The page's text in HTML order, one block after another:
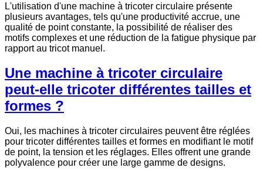
L'utilisation d'une machine à tricoter circulaire présente
plusieurs avantages, tels qu'une productivité accrue, une
qualité de point constante, la possibilité de réaliser des
motifs complexes et une réduction de la fatigue physique par
rapport au tricot manuel.
Une machine à tricoter circulaire
peut-elle tricoter différentes tailles et
formes ?
Oui, les machines à tricoter circulaires peuvent être réglées
pour tricoter différentes tailles et formes en modifiant le motif
de point, la tension et les réglages. Elles offrent une grande
polyvalence pour créer une large gamme de designs.